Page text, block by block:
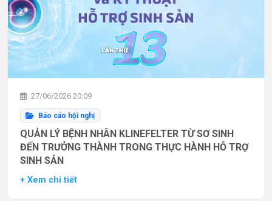
27/06/2026 20:09
Báo cáo hội nghị
QUẢN LÝ BỆNH NHÂN KLINEFELTER TỪ SƠ SINH
ĐẾN TRƯỞNG THÀNH TRONG THỰC HÀNH HỖ TRỢ
SINH SẢN
+ Xem chi tiết